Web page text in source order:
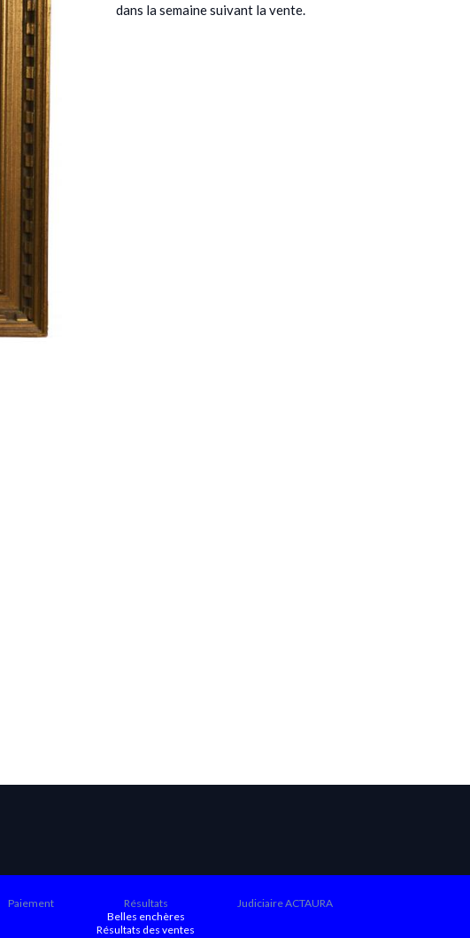
dans la semaine suivant la vente.
Paiement
Résultats
Belles enchères
Résultats des ventes
Judiciaire ACTAURA